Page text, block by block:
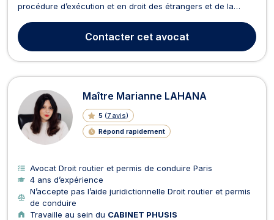
procédure d’exécution et en droit des étrangers et de la
assiste dans les meilleurs délais pour tous types d'infractions
délictuelles ou criminelles telles que l...
Contacter cet avocat
Maître Marianne LAHANA
5 (7 avis)
Répond rapidement
Avocat Droit routier et permis de conduire Paris
4 ans d’expérience
N’accepte pas l’aide juridictionnelle Droit routier et permis
de conduire
Travaille au sein du CABINET PHUSIS